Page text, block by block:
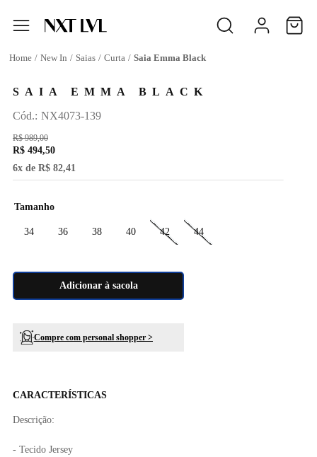
New In Saias Curta Saia Emma Black
SAIA EMMA BLACK
: NX4073-139
R$ 989,00
R$ 494,50
6x de R$ 82,41
Tamanho
34 36 38 40 42 44
Adicionar à sacola
Compre com personal shopper >
CARACTERÍSTICAS
Descrição:
- Tecido Jersey